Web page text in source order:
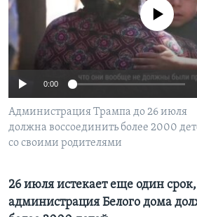
Learning English
СОЦИАЛЬНЫЕ СЕТИ
Языки
No media source
0:00
Администрация Трампа до 26 июля
должна воссоединить более 2000
со своими родителями
26 июля истекает еще один
администрация Белого дома